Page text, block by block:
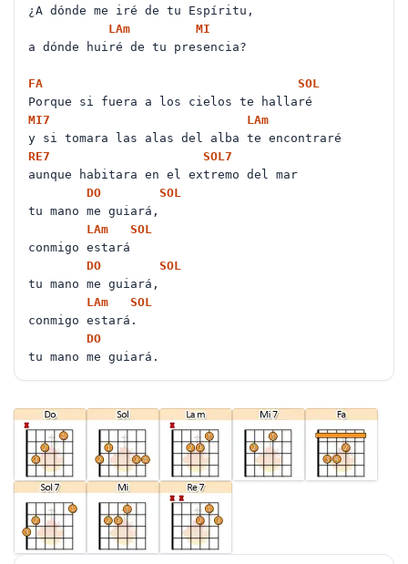
¿A dónde me iré de tu Espíritu,
LAm
MI
a dónde huiré de tu presencia?
FA
SOL
Porque si fuera a los cielos te hallaré
MI7 LAm
y si tomara las alas del alba te encontraré
RE7 SOL7
aunque habitara en el extremo del mar
DO
SOL
tu mano me guiará,
LAm
SOL
conmigo estará
DO
SOL
tu mano me guiará,
LAm
SOL
conmigo estará.
DO
tu mano me guiará.